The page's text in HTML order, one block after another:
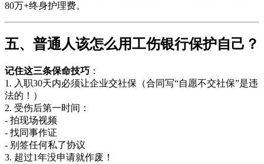
80万+终身护理费。
五、普通人该怎么用工伤银行保护自己？
记住这三条保命技巧 ：
1. 入职30天内必须让企业交社保（合同写“自愿不交社保”是违
法的！）
2. 受伤后第一时间：
- 拍现场视频
- 找同事作证
- 别签任何私了协议
3. 超过1年没申请就作废！